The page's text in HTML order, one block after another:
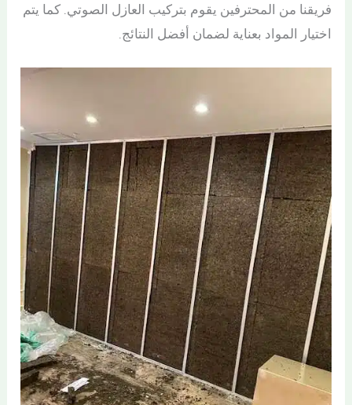
فريقنا من المحترفين يقوم بتركيب العازل الصوتي. كما يتم
اختيار المواد بعناية لضمان أفضل النتائج.